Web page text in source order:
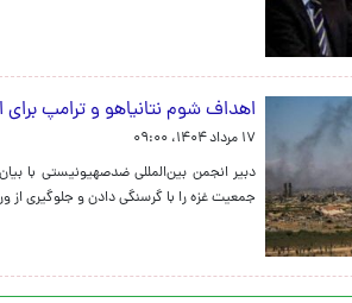
اهداف شوم نتانیاهو و ترامپ
۱۷ مرداد ۱۴۰۴، ۰۹:۰۰
دبیر انجمن بین‌المللی ضدصهیونیستی با
جمعیت غزه را با گرسنگی دادن و جلوگیری از